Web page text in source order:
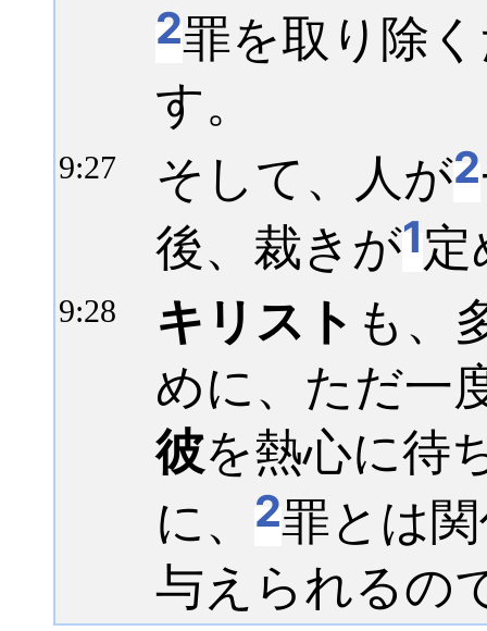
2罪を取り除
す。
9:27 そして、人が2
後、裁きが1
9:28 キリスト も、
めに、ただ一
彼を熱心に待
に、
2罪とは
与えられるの